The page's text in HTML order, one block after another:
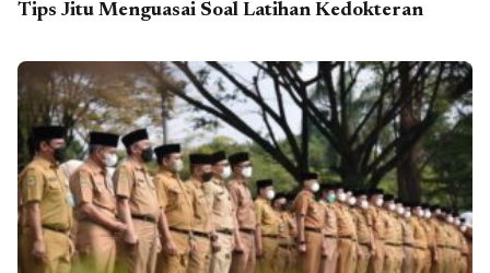
Tips Jitu Menguasai Soal Latihan Kedokteran